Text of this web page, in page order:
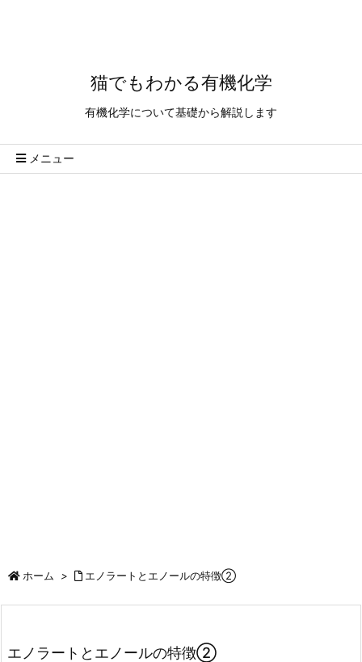
猫でもわかる有機化学
有機化学について基礎から解説します
メニュー
ホーム > エノラートとエノールの特徴②
エノラートとエノールの特徴②